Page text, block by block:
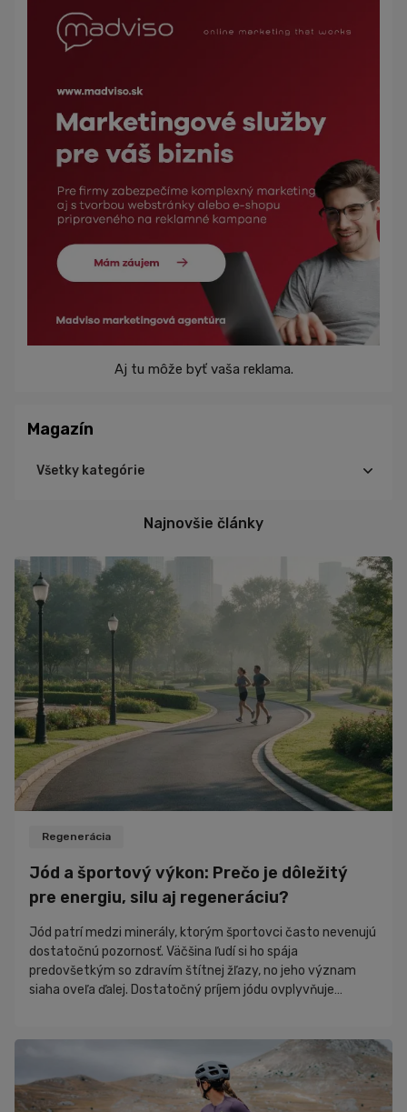
Aj tu môže byť vaša reklama.
Magazín
Všetky kategórie
Turistika
Beh
Výživa
Ďalšie športy
Šport
Zdravie
Cviky
Iné
Recepty
Novinky
Nákupný poradca
Najnovšie články
Regenerácia
Jód a športový výkon: Prečo je dôležitý
pre energiu, silu aj regeneráciu?
Jód patrí medzi minerály, ktorým športovci často nevenujú
dostatočnú pozornosť. Väčšina ľudí si ho spája
predovšetkým so zdravím štítnej žľazy, no jeho význam
siaha oveľa ďalej. Dostatočný príjem jódu ovplyvňuje
nemá dostatok tohto stopového prvku, môže sa to prejaviť
únavou, poklesom výdrže či horšou schopnosťou
regenerovať po tréningu. Hoci sa o bielkovinách, kre...